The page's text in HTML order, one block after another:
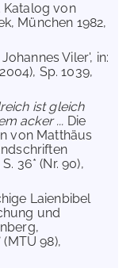
Katalog von
München 1982,
Viler', in:
Sp. 1039,
ist gleich
acker ... Die
von Matthäus
36* (Nr. 90),
Laienbibel
und
98),